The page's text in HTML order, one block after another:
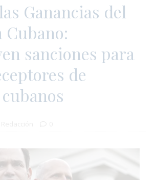
Ganancias del
Cubano:
sanciones para
de